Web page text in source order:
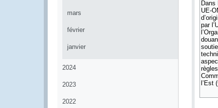
mars
février
janvier
2024
2023
2022